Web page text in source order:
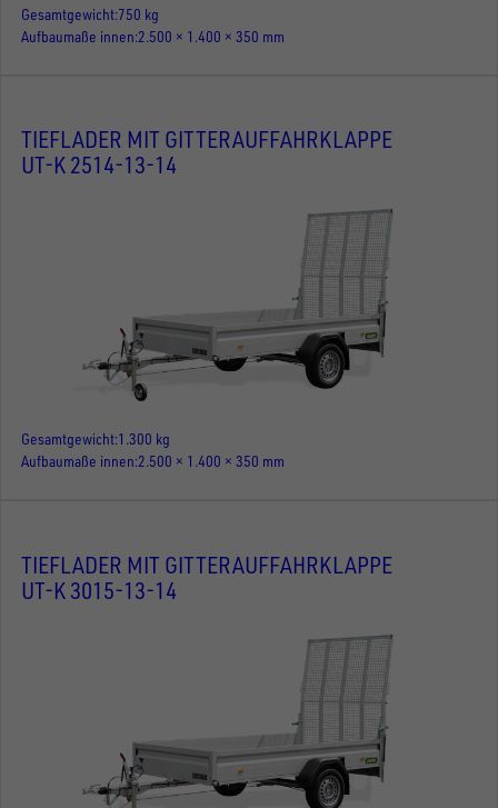
Gesamtgewicht 750 kg
Aufbaumaße innen 2.500 × 1.400 × 350 mm
TIEFLADER MIT GITTERAUFFAHRKLAPPE
UT-K 2514-13-14
Gesamtgewicht 1.300 kg
Aufbaumaße innen 2.500 × 1.400 × 350 mm
TIEFLADER MIT GITTERAUFFAHRKLAPPE
UT-K 3015-13-14